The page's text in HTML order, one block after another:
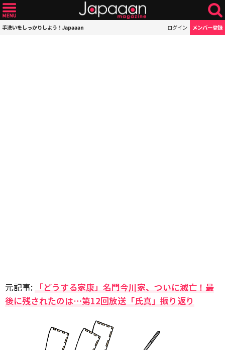
手洗いをしっかりしよう！Japaaan ログイン メンバー登録
元記事: 「どうする家康」名門今川家、ついに滅亡！最
後に残されたのは…第12回放送「氏真」振り返り